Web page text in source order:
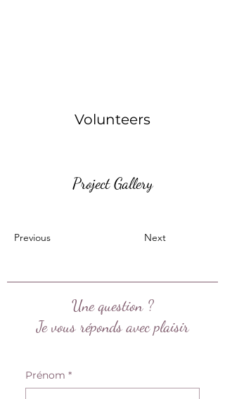
Volunteers
Project Gallery
Previous Next
Une question ?
Je vous réponds avec plaisir
Prénom *